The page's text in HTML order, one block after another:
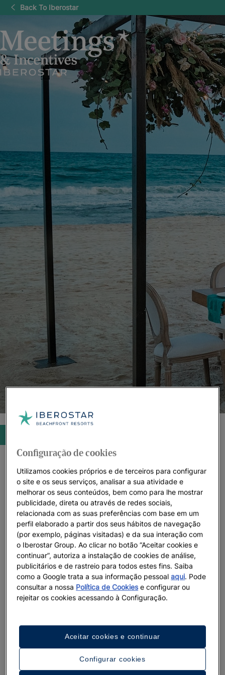
Back To Iberostar
MEETINGS & INCENTIVES IBEROSTAR: UMA MANEIRA
RESPONSÁVEL DE SE REUNIR
Eventos MICE em frente ao mar
Com mais de 20 anos de experiência em turismo MICE, na
Iberostar fazemos com que o seu evento seja único e
inesquecível. Oferecemos espaços ideais para reuniões,
conferências, team building e eventos sociais, com uma
equipe especializada que cuida de todos os detalhes. Além
disso, lideramos um turismo responsável com a nossa
iniciativaWave of Change, oferecendo experiências
Descubra o cenário perfeito para os seus momentos mais
especiais.
Configuração de cookies
Utilizamos cookies próprios e de terceiros para configurar
o site e os seus serviços, analisar a sua atividade e
melhorar os seus conteúdos, bem como para lhe mostrar
publicidade, direta ou através de redes sociais,
relacionada com as suas preferências com base em um
perfil elaborado a partir dos seus hábitos de navegação
(por exemplo, páginas visitadas) e da sua interação com
o Iberostar Group. Ao clicar no botão “Aceitar cookies e
continuar”, autoriza a instalação de cookies de análise,
publicitários e de rastreio para todos estes fins. Saiba
como a Google trata a sua informação pessoalaqui. Pode
consultar a nossa Política de Cookiese configurar ou
rejeitar os cookies acessando à Configuração.
Configurar cookies
Aceitar cookies e continuar